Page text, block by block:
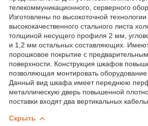
телекоммуникационного, серверного
Изготовлены по высокоточной технологии
высококачественного стального листа
толщиной несущего профиля 2 мм,
и 1,2 мм остальных составляющих.
порошковое покрытие с
поверхности. Конструкция шкафов
позволяющая монтировать оборудование
Данный вид шкафа имеет переднюю
металлическую дверь повышенной
поставки входят два вертикальных
Скрыть